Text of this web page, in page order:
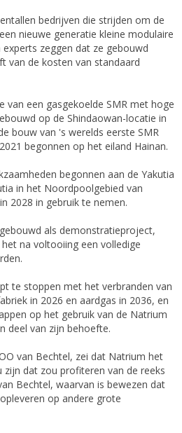
bedrijven die strijden om de
nieuwe generatie kleine modulaire
zeggen dat ze gebouwd
van de kosten van standaard
van een gasgekoelde SMR met hoge
op de Shindaowan-locatie in
bouw van 's werelds eerste SMR
begonnen op het eiland Hainan.
begonnen aan de Yakutia
in het Noordpoolgebied van
2028 in gebruik te nemen.
als demonstratieproject,
na voltooiing een volledige
te stoppen met het verbranden van
in 2026 en aardgas in 2036, en
op het gebruik van de Natrium
deel van zijn behoefte.
van Bechtel, zei dat Natrium het
dat zou profiteren van de reeks
Bechtel, waarvan is bewezen dat
op andere grote